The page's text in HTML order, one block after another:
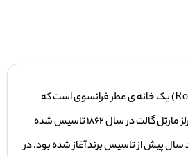
راجر اند گالت (Roger & Gallet) یک خانه ی عطر فرانسوی است که
توسط چارلز آرماند روگر و چارلز مارتل گالت در سال 1862 تاسیس شده
سال پیش از تاسیس برند آغاز شده بود. در